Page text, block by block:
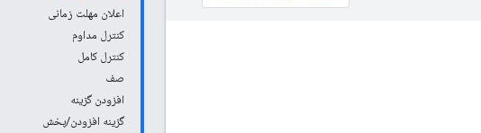
اعلان مهلت زمانی
کنترل مداوم
کنترل کامل
صف
افزودن گزینه
گزینه افزودن/پخش